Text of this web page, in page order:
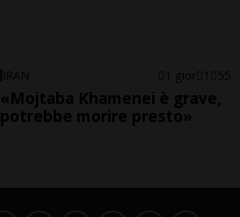
IRAN 1 gior 1 55
«Mojtaba Khamenei è grave,
potrebbe morire presto»